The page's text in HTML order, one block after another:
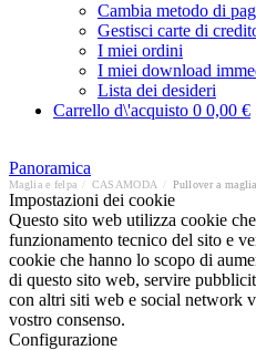
Cambia metodo di
Gestisci carte di
I miei ordini
I miei download
Lista dei desideri
Carrello d\'acquisto 0 0,00 €
Panoramica
Maglia e felpa CASAMODA Pullover a
Impostazioni dei cookie
Questo sito web utilizza cookie
funzionamento tecnico del sito e
cookie che hanno lo scopo di
di questo sito web, servire
con altri siti web e social network
vostro consenso.
Configurazione